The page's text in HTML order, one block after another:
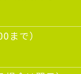
で）